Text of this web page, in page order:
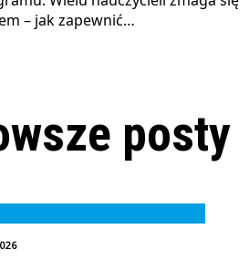
– jak zapewnić…
posty